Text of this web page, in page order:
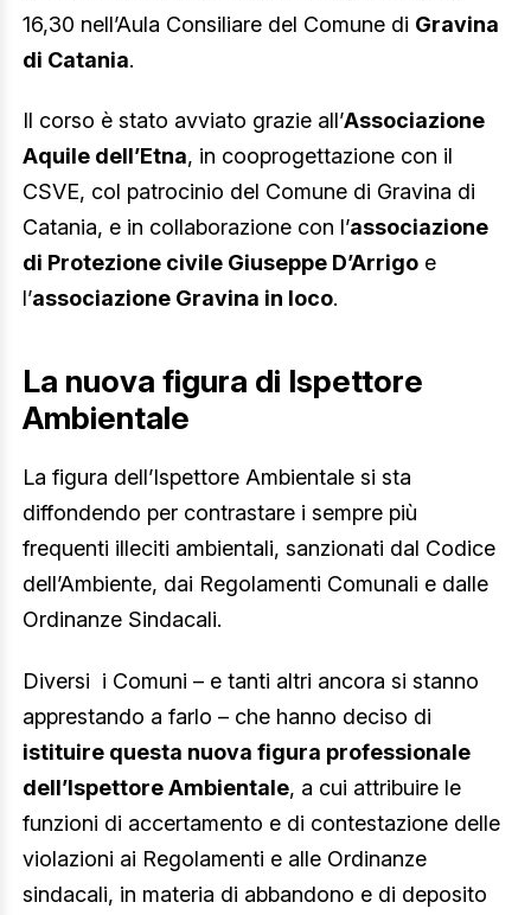
16,30 nell’Aula Consiliare del Comune di Gravina
di Catania.
Il corso è stato avviato grazie all’Associazione
Aquile dell’Etna, in cooprogettazione con il
CSVE, col patrocinio del Comune di Gravina di
Catania, e in collaborazione con l’associazione
di Protezione civile Giuseppe D’Arrigo e
l’associazione Gravina in loco.
La nuova figura di Ispettore
Ambientale
La figura dell’Ispettore Ambientale si sta
diffondendo per contrastare i sempre più
frequenti illeciti ambientali, sanzionati dal Codice
dell’Ambiente, dai Regolamenti Comunali e dalle
Ordinanze Sindacali.
Diversi i Comuni – e tanti altri ancora si stanno
apprestando a farlo – che hanno deciso di
istituire questa nuova figura professionale
dell’Ispettore Ambientale, a cui attribuire le
funzioni di accertamento e di contestazione delle
violazioni ai Regolamenti e alle Ordinanze
sindacali, in materia di abbandono e di deposito